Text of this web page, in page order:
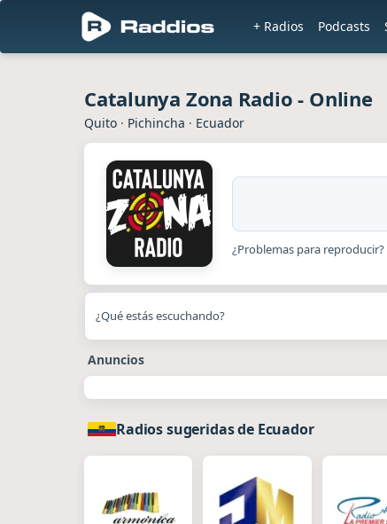
+ Radios Podcasts
Catalunya Zona Radio - Online
Quito · Pichincha · Ecuador
¿Problemas para reproducir?
¿Qué estás escuchando?
Anuncios
Radios sugeridas de Ecuador